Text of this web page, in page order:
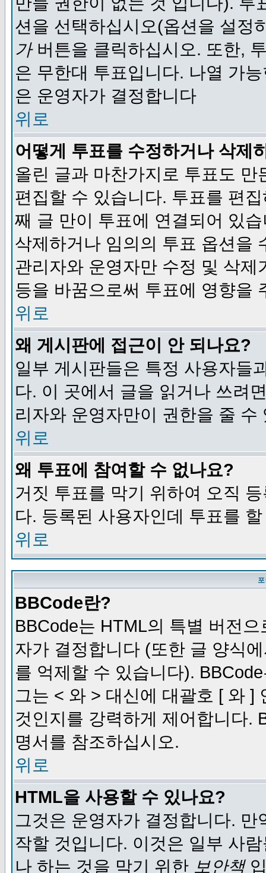
션을 선택하십시오(옵션을 설정
가버튼을 클릭하십시오. 또한,
은 무한대 투표입니다. 나열 가
은 운영자가 결정합니다
위로
어떻게 투표를 수정하거나 삭제
올린 글과 마찬가지로 투표도
편집할 수 있습니다. 투표를 편
째 글 만이 투표에 연결되어 있
삭제하거나 임의의 투표 옵션을
관리자와 운영자만 수정 및 삭
등을 바꿈으로써 투표에 영향을
위로
왜 게시판에 접근이 안 되나요?
일부 게시판들은 특정 사용자들
다. 이 곳에서 글을 읽거나 쓰려
리자와 운영자만이 권한을 줄
위로
왜 투표에 참여할 수 없나요?
거짓 투표를 막기 위하여 오직
다. 등록된 사용자인데 투표를
위로
BBCode란?
BBCode는 HTML의 특별 버전
자가 결정합니다 (또한 글 양식
를 억제할 수 있습니다).
그는 < 와 > 대신에 대괄호 [ 와 ]
것인지를 강력하게 제어합니다.
명서를 참조하십시오.
위로
HTML을 사용할 수 있나요?
그것은 운영자가 결정합니다.
작할 것입니다. 이것은 일부 사
나 하는 것을 막기 위한 보안책